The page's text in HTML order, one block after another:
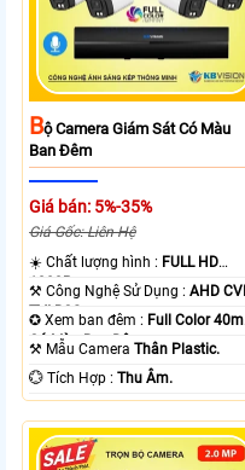
BỘ Camera Giám Sát Có Màu
Ban Đêm
Giá bán: 5%-35%
Giá Gốc: Liên Hệ
☀️ Chất lượng hình : FULL HD
1080P .
⚒ Công Nghệ Sử Dụng :AHD CVI
TVI BCS.
✪ Xem ban đêm : Full Color 40m
Có Màu Ban Ðêm.
⚒ Mẫu CameraThân Plastic.
️💮 Tích Hợp :Thu Âm.